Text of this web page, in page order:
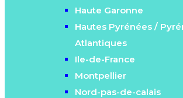
Haute Garonne
Hautes Pyrénées /
Atlantiques
Ile-de-France
Montpellier
Nord-pas-de-calais